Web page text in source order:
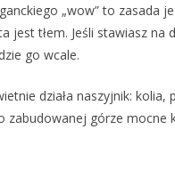
„wow” to zasada
jest tłem. Jeśli stawiasz
go wcale.
działa naszyjnik:
zabudowanej górze mocne